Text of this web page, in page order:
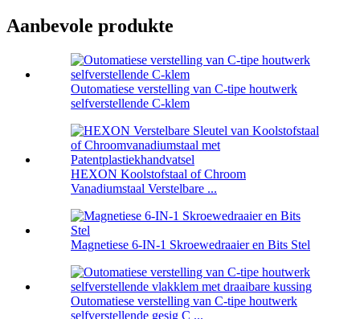
Aanbevole produkte
Outomatiese verstelling van C-tipe houtwerk
selfverstellende C-klem
HEXON Koolstofstaal of Chroom
Vanadiumstaal Verstelbare ...
Magnetiese 6-IN-1 Skroewedraaier en Bits Stel
Outomatiese verstelling van C-tipe houtwerk
selfverstellende gesig C ...